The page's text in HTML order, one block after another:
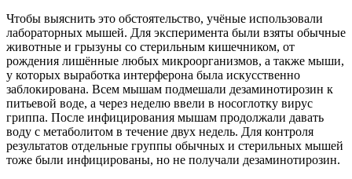
Чтобы выяснить это обстоятельство, учёные использовали
лабораторных мышей. Для эксперимента были взяты обычные
животные и грызуны со стерильным кишечником, от
рождения лишённые любых микроорганизмов, а также мыши,
у которых выработка интерферона была искусственно
заблокирована. Всем мышам подмешали дезаминотирозин к
питьевой воде, а через неделю ввели в носоглотку вирус
гриппа. После инфицирования мышам продолжали давать
воду с метаболитом в течение двух недель. Для контроля
результатов отдельные группы обычных и стерильных мышей
тоже были инфицированы, но не получали дезаминотирозин.